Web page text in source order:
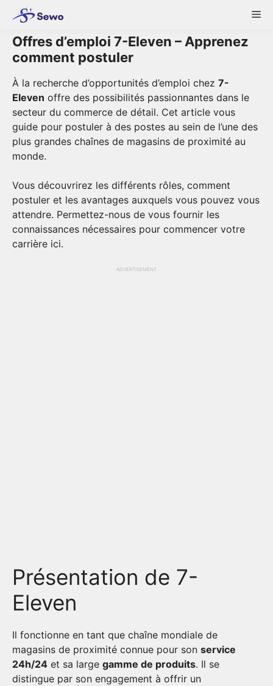
content
Offres d’emploi 7-Eleven – Apprenez
comment postuler
À la recherche d’opportunités d’emploi chez 7-
Eleven offre des possibilités passionnantes dans le
secteur du commerce de détail. Cet article vous
guide pour postuler à des postes au sein de l’une des
plus grandes chaînes de magasins de proximité au
monde.
Vous découvrirez les différents rôles, comment
postuler et les avantages auxquels vous pouvez vous
attendre. Permettez-nous de vous fournir les
connaissances nécessaires pour commencer votre
carrière ici.
ADVERTISEMENT
Présentation de 7-
Eleven
Il fonctionne en tant que chaîne mondiale de
magasins de proximité connue pour son service
24h/24 et sa large gamme de produits. Il se
distingue par son engagement à offrir un